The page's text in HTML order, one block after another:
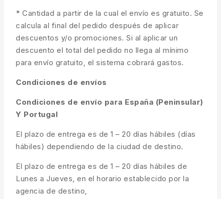
* Cantidad a partir de la cual el envío es gratuito. Se
calcula al final del pedido después de aplicar
descuentos y/o promociones. Si al aplicar un
descuento el total del pedido no llega al mínimo
para envío gratuito, el sistema cobrará gastos.
Condiciones de envíos
Condiciones de envío para España (Peninsular)
Y Portugal
El plazo de entrega es de 1 – 20 días hábiles (días
hábiles) dependiendo de la ciudad de destino.
El plazo de entrega es de 1 – 20 días hábiles de
Lunes a Jueves, en el horario establecido por la
agencia de destino,